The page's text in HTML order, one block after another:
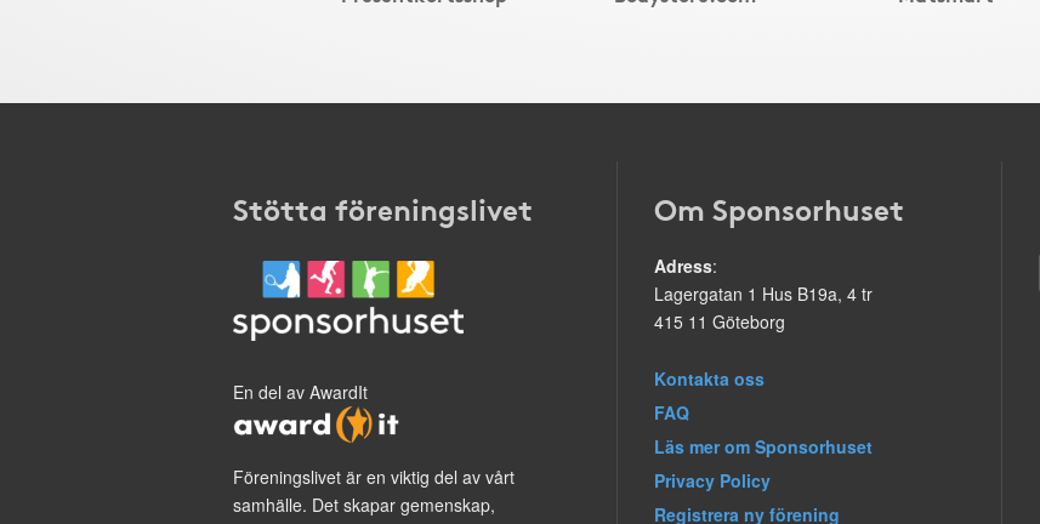
Stötta föreningslivet
En del av AwardIt
Föreningslivet är en viktig del av vårt
samhälle. Det skapar gemenskap,
Om Sponsorhuset
Adress:
Lagergatan 1 Hus B19a, 4 tr
415 11 Göteborg
Kontakta oss
FAQ
Läs mer om Sponsorhuset
Privacy Policy
Registrera ny förening